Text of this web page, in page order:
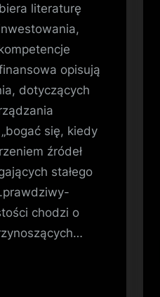
literaturę
opisują
dotyczących
się, kiedy
źródeł
stałego
chodzi o